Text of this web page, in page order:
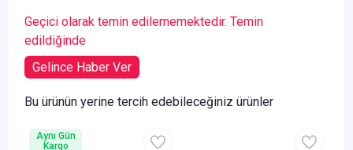
Geçici olarak temin edilememektedir. Temin
edildiğinde
Gelince Haber Ver
Bu ürünün yerine tercih edebileceğiniz ürünler
Aynı Gün
Kargo